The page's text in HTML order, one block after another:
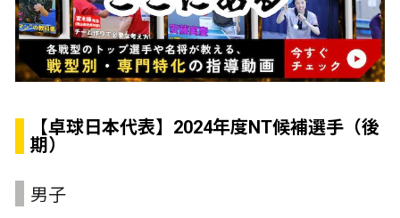
【卓球日本代表】2024年度NT候補選手（後
期）
男子